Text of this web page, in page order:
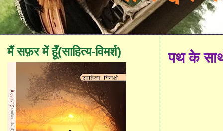
पथ के
मैं सफ़र में हूँ(साहित्य-विमर्श)